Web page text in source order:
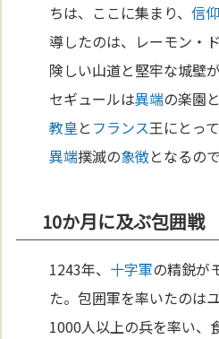
ちは、ここに集まり、信仰
導したのは、レーモン・
険しい山道と堅牢な城壁
セギュールは異端の楽園
教皇と フランス王にとっ
異端撲滅の象徴となるの
10か月に及ぶ包囲戦
1243年、 十字軍の精鋭が
た。包囲軍を率いたのは
1000人以上の兵を率い、